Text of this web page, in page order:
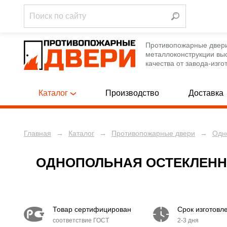
Противопожарные
металлоконструкции
качества от завода-
Каталог
ПРОТИВОПОЖАРНЫЕ ДВЕРИ [788]
ПРОТИВОПОЖАРНЫЕ ЛЮКИ [12]
Производство Доставка
Главная → Каталог → Противопожарные двери →
ОДНОПОЛЬНАЯ
Товар сертифицирован
соответствие ГОСТ
Срок
2-3 дня